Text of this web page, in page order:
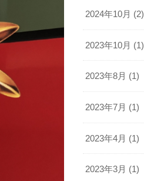
2024年10月 (2)
2023年10月 (1)
2023年8月 (1)
2023年7月 (1)
2023年4月 (1)
2023年3月 (1)